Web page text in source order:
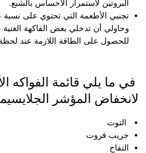
البروتين لاستمرار الاحساس بالشبع.
تجنبي الأطعمة التي تحتوي على نسبة
وحاولي أن تدخلي بعض الفاكهة الغنية
للحصول على الطاقة اللازمة عند
في ما يلي قائمة الفواكه
لانخفاض المؤشر
التوت
جريب فروت
التفاح